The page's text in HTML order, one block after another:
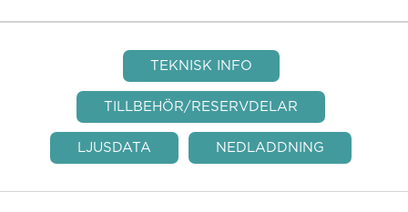
TEKNISK INFO
TILLBEHÖR/RESERVDELAR
LJUSDATA NEDLADDNING